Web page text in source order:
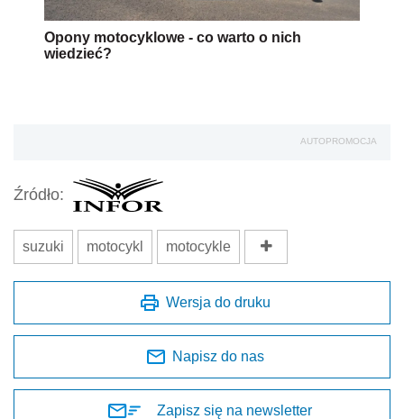
Opony motocyklowe - co warto o nich
wiedzieć?
AUTOPROMOCJA
Źródło:
suzuki motocykl motocykle
Wersja do druku
Napisz do nas
Zapisz się na newsletter